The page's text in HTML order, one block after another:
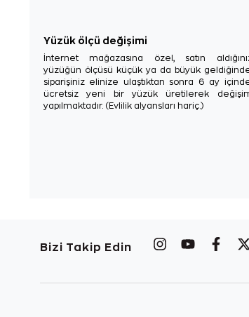
Yüzük ölçü değişimi
İnternet mağazasına özel, satın
yüzüğün ölçüsü küçük ya da büyük
siparişiniz elinize ulaştıktan sonra 6 ay
ücretsiz yeni bir yüzük üretilerek
yapılmaktadır. (Evlilik alyansları hariç.)
Bizi Takip Edin